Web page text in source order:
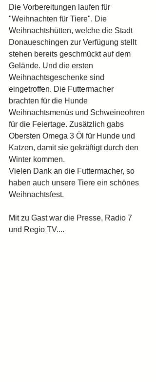
Die Vorbereitungen laufen für
"Weihnachten für Tiere". Die
Weihnachtshütten, welche die Stadt
Donaueschingen zur Verfügung stellt
stehen bereits geschmückt auf dem
Gelände. Und die ersten
Weihnachtsgeschenke sind
eingetroffen. Die Futtermacher
brachten für die Hunde
Weihnachtsmenüs und Schweineohren
für die Feiertage. Zusätzlich gabs
Obersten Omega 3 Öl für Hunde und
Katzen, damit sie gekräftigt durch den
Winter kommen.
Vielen Dank an die Futtermacher, so
haben auch unsere Tiere ein schönes
Weihnachtsfest.
Mit zu Gast war die Presse, Radio 7
und Regio TV....